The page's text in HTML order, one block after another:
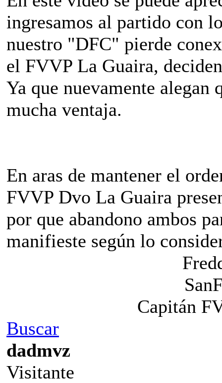
ingresamos al partido con
nuestro "DFC" pierde
el FVVP La Guaira,
Ya que nuevamente alegan
mucha ventaja.
En aras de mantener el
FVVP Dvo La Guaira
por que abandono ambos
manifieste según lo
Capitán
Buscar
dadmvz
Visitante